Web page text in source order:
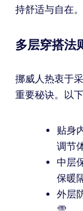
持舒适与自在。
多层穿搭法
挪威人热衷于
重要秘诀。以
贴身
调节
中层
保暖
外层